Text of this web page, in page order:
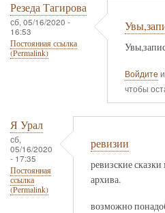
Резеда Тагирова
сб, 05/16/2020 -
16:53
Постоянная ссылка
(Permalink)
Войдите
чтобы
Я Урал
сб,
05/16/2020
- 17:35
Постоянная
ссылка
(Permalink)
ревизии
ревизские
архива.
возможно